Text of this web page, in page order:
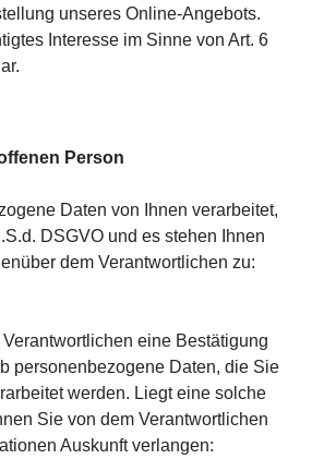
unseres Online-Angebots.
Interesse im Sinne von Art. 6
Person
Daten von Ihnen verarbeitet,
DSGVO und es stehen Ihnen
dem Verantwortlichen zu:
eine Bestätigung
personenbezogene Daten, die Sie
werden. Liegt eine solche
Sie von dem Verantwortlichen
Auskunft verlangen: